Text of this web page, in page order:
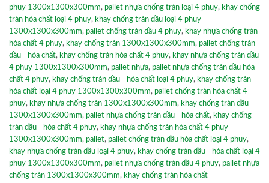
phuy 1300x1300x300mm, pallet nhựa chống tràn loại 4 phuy, khay chống
tràn hóa chất loại 4 phuy, khay chống tràn dầu loại 4 phuy
1300x1300x300mm, pallet chống tràn dầu 4 phuy, khay nhựa chống tràn
hóa chất 4 phuy, khay chống tràn 1300x1300x300mm, pallet chống tràn
dầu - hóa chất, khay chống tràn hóa chất 4 phuy, khay nhựa chống tràn dầu
4 phuy 1300x1300x300mm, pallet nhựa, pallet nhựa chống tràn dầu hóa
chất 4 phuy, khay chống tràn dầu - hóa chất loại 4 phuy, khay chống tràn
hóa chất loại 4 phuy 1300x1300x300mm, pallet chống tràn hóa chất 4
phuy, khay nhựa chống tràn 1300x1300x300mm, khay chống tràn dầu
1300x1300x300mm, pallet nhựa chống tràn dầu - hóa chất, khay chống
tràn dầu - hóa chất 4 phuy, khay nhựa chống tràn hóa chất 4 phuy
1300x1300x300mm, pallet, pallet chống tràn dầu hóa chất loại 4 phuy,
khay nhựa chống tràn dầu loại 4 phuy, khay chống tràn dầu - hóa chất loại 4
phuy 1300x1300x300mm, pallet nhựa chống tràn dầu 4 phuy, pallet nhựa
chống tràn 1300x1300x300mm, khay chống tràn hóa chất